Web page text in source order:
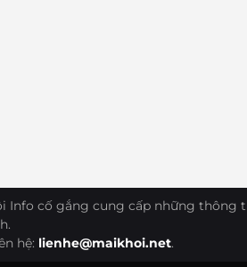
Info cố gắng cung cấp những thông
hệ: lienhe@maikhoi.net.